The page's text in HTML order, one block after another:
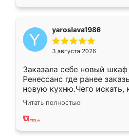
yaroslava1986
3 августа 2026
Заказала себе новый
Ренессанс где ранее
новую кухню.Чего искать,
вполне довольна. Служит
два года, нареканий нет.
Читать полностью